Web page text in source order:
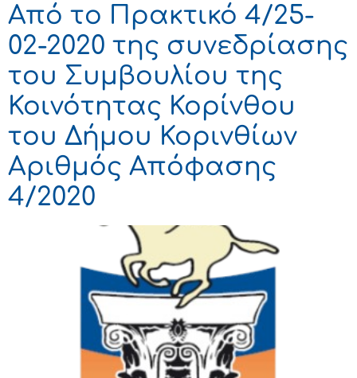
Από το Πρακτικό 4/25-
02-2020 της συνεδρίασης
του Συμβουλίου της
Κοινότητας Κορίνθου
του Δήμου Κορινθίων
Αριθμός Απόφασης
4/2020